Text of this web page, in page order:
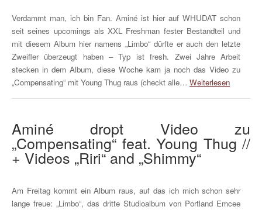
Verdammt man, ich bin Fan. Aminé ist hier auf WHUDAT schon
seit seines upcomings als XXL Freshman fester Bestandteil und
mit diesem Album hier namens „Limbo“ dürfte er auch den letzte
Zweifler überzeugt haben – Typ ist fresh. Zwei Jahre Arbeit
stecken in dem Album, diese Woche kam ja noch das Video zu
„Compensating“ mit Young Thug raus (checkt alle… Weiterlesen
Aminé dropt Video zu
„Compensating“ feat. Young Thug //
+ Videos „Riri“ and „Shimmy“
Am Freitag kommt ein Album raus, auf das ich mich schon sehr
lange freue: „Limbo“, das dritte Studioalbum von Portland Emcee